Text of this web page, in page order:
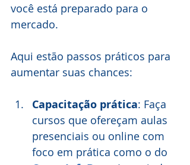
você está preparado para o
mercado.
Aqui estão passos práticos para
aumentar suas chances:
Capacitação prática: Faça
cursos que ofereçam aulas
presenciais ou online com
foco em prática como o do